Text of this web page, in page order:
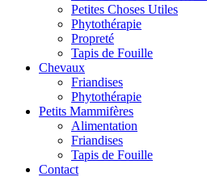
Petites Choses Utiles
Phytothérapie
Propreté
Tapis de Fouille
Chevaux
Friandises
Phytothérapie
Petits Mammifères
Alimentation
Friandises
Tapis de Fouille
Contact